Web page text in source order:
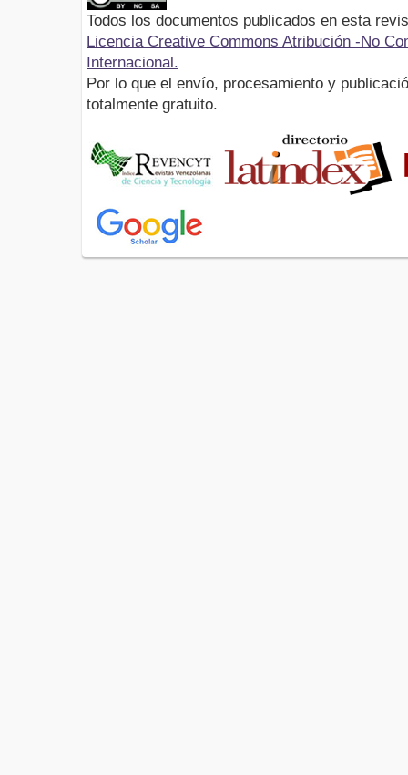
Todos los documentos publicados en esta
Licencia Creative Commons Atribución -No
Internacional.
Por lo que el envío, procesamiento y
totalmente gratuito.